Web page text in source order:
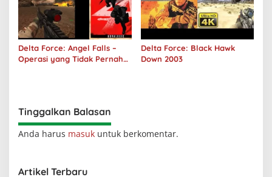
Delta Force: Angel Falls –
Operasi yang Tidak Pernah
Delta Force: Black Hawk
Down 2003
Tinggalkan Balasan
Anda harus masuk untuk berkomentar.
Artikel Terbaru